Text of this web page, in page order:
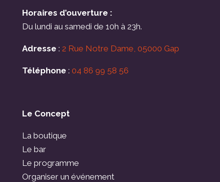
Horaires d’ouverture :
Du lundi au samedi de 10h à 23h.
Adresse : 2 Rue Notre Dame, 05000 Gap
Téléphone : 04 86 99 58 56
Le Concept
La boutique
Le bar
Le programme
Organiser un événement